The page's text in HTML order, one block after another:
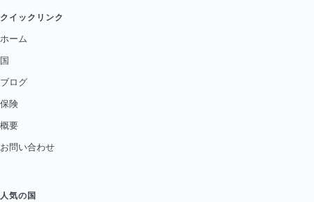
クイックリンク
ホーム
国
ブログ
保険
概要
お問い合わせ
人気の国